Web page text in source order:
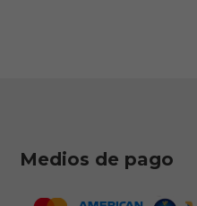
Medios de pago